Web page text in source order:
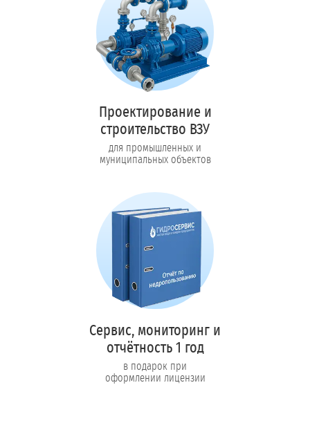
Проектирование и
строительство ВЗУ
для промышленных и
муниципальных объектов
Сервис, мониторинг и
отчётность 1 год
в подарок при
оформлении лицензии